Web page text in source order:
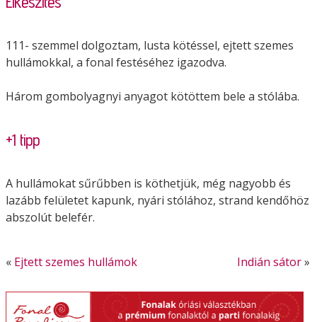
111- szemmel dolgoztam, lusta kötéssel, ejtett szemes
hullámokkal, a fonal festéséhez igazodva.
Három gombolyagnyi anyagot kötöttem bele a stólába.
+1 tipp
A hullámokat sűrűbben is köthetjük, még nagyobb és
lazább felületet kapunk, nyári stólához, strand kendőhöz
abszolút belefér.
« Ejtett szemes hullámok Indián sátor»